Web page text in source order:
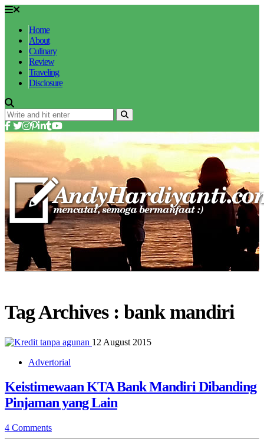
Home
About
Culinary
Review
Traveling
Disclosure
Tag Archives : bank mandiri
12 August 2015
Advertorial
Keistimewaan KTA Bank Mandiri Dibanding
Pinjaman yang Lain
4 Comments